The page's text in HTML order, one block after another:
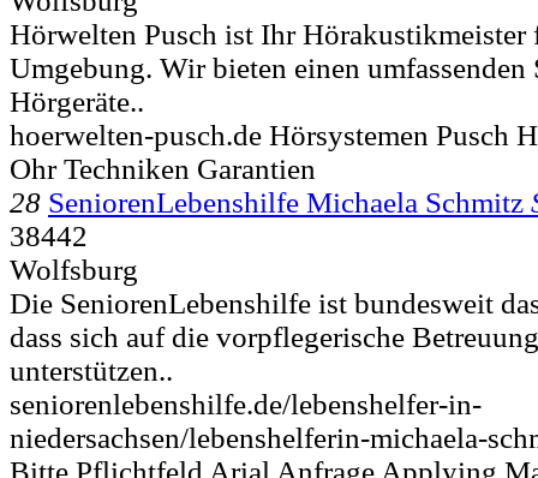
Hörwelten Pusch ist Ihr
Umgebung. Wir bieten einen umfassenden
Hörgeräte..
hoerwelten-pusch.de Hörsystemen Pusch
Ohr Techniken Garantien
28 SeniorenLebenshilfe Michaela Schmitz
38442
Wolfsburg
Die SeniorenLebenshilfe ist bundesweit
dass sich auf die vorpflegerische
unterstützen..
seniorenlebenshilfe.de/lebenshelfer-in-
niedersachsen/lebenshelferin-michaela-
Bitte Pflichtfeld Arial Anfrage Applying